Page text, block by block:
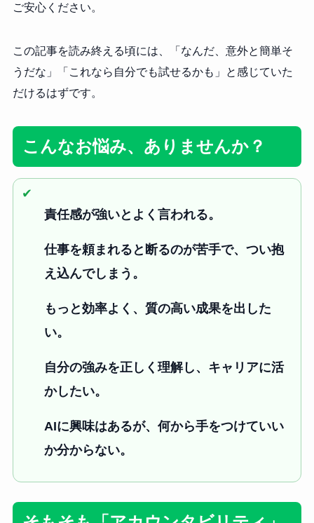
ご安心ください。
この記事を読み終える頃には、「なんだ、意外と簡単そ
うだな」「これなら自分でも試せるかも」と感じていた
だけるはずです。
こんなお悩み、ありませんか？
✔︎
責任感が強いとよく言われる。
仕事を頼まれると断るのが苦手で、つい抱
え込んでしまう。
もっと効率よく、質の高い成果を出した
い。
自分の強みを正しく理解し、キャリアに活
かしたい。
AIに興味はあるが、何から手をつけていい
か分からない。